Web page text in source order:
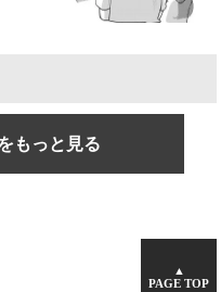
もっと見る
▲
PAGE TOP